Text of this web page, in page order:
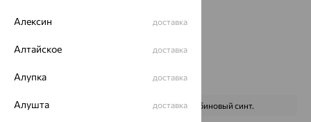
Бренд:MAGIC STONES
Вес металла:
Характеристика вставки:
ВИД КАМНЯ Корунд рубиновый синт.
Алексин доставка
Алтайское доставка
Алупка доставка
Алушта доставка